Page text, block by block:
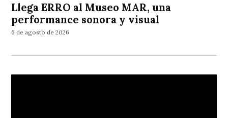
Llega ERRO al Museo MAR, una
performance sonora y visual
6 de agosto de 2026